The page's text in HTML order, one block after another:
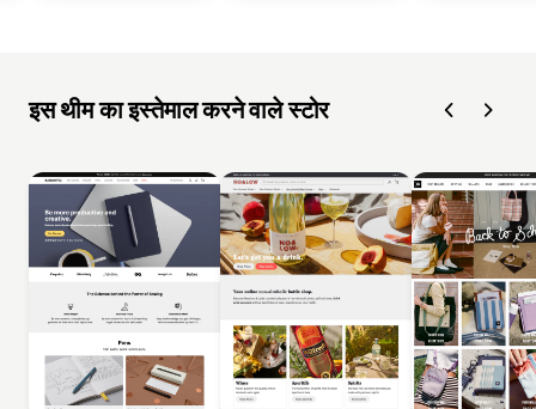
इस थीम का इस्तेमाल करने वाले स्टोर